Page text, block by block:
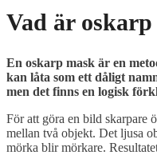
Vad är oskarp
En oskarp mask är en
kan låta som ett dåligt
men det finns en logisk
För att göra en bild skarpare
mellan två objekt. Det ljusa
mörka blir mörkare.